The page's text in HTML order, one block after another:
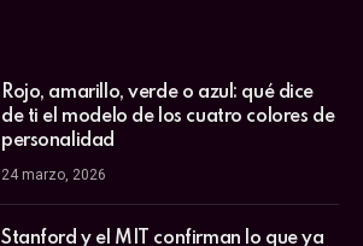
Rojo, amarillo, verde o azul: qué dice
de ti el modelo de los cuatro colores de
personalidad
24 marzo, 2026
Stanford y el MIT confirman lo que ya